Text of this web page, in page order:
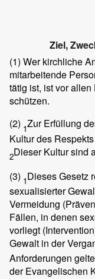
Ziel,
(1) Wer kirchliche
mitarbeitende
tätig ist, ist vor
schützen.
(2) 1Zur Erfüllung
Kultur des
2Dieser Kultur sind
(3) 1Dieses Gesetz
sexualisierter
Vermeidung
Fällen, in denen
vorliegt
Gewalt in der
Anforderungen
der Evangelischen